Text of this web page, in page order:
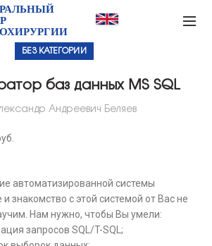
БЕЗ КАТЕГОРИИ
баз данных MS SQL
Андреевич Беляев
автоматизированной системы
знакомство с этой системой от Вас не
Нам нужно, чтобы Вы умели:
запросов SQL/T-SQL;